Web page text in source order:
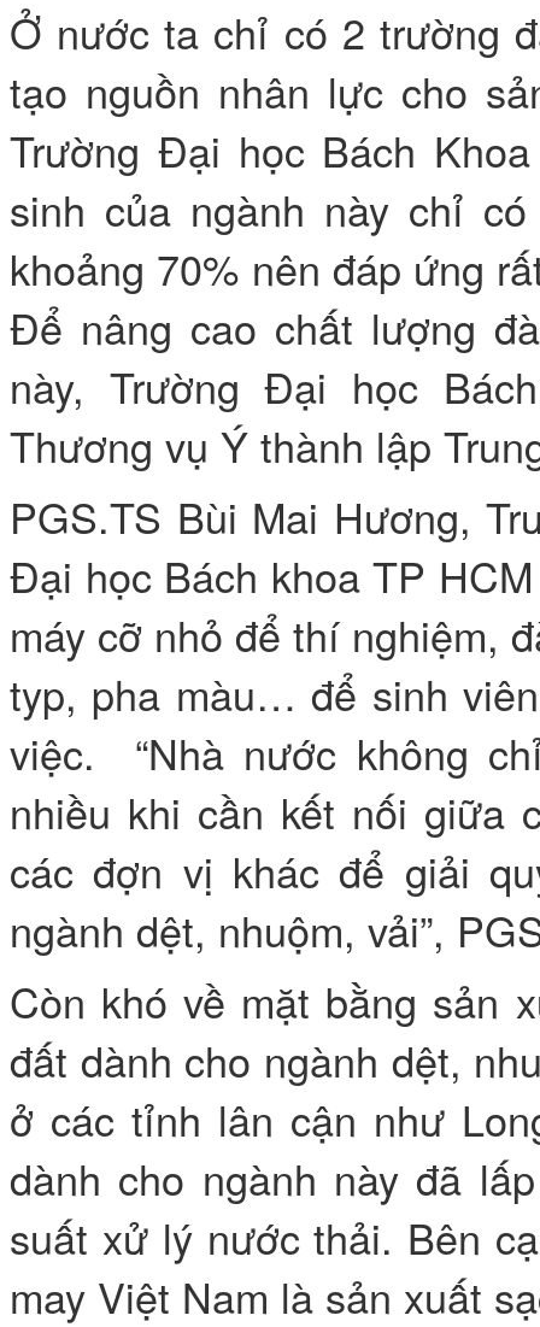
Ở nước ta chỉ có 2 trường
tạo nguồn nhân lực cho
Trường Đại học Bách
sinh của ngành này chỉ
khoảng 70% nên đáp ứng
Để nâng cao chất lượng
này, Trường Đại học
Thương vụ Ý thành lập
PGS.TS Bùi Mai Hương,
Đại học Bách khoa TP
máy cỡ nhỏ để thí nghiệm,
typ, pha màu… để sinh
việc. “Nhà nước không
nhiều khi cần kết nối giữa
các đợn vị khác để giải
ngành dệt, nhuộm, vải”,
Còn khó về mặt bằng sản
đất dành cho ngành dệt,
ở các tỉnh lân cận như
dành cho ngành này đã
suất xử lý nước thải. Bên
may Việt Nam là sản xuất